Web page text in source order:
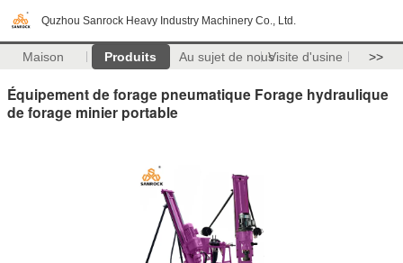
Quzhou Sanrock Heavy Industry Machinery Co., Ltd.
Maison Produits Au sujet de nousVisite d'usine >>
Équipement de forage pneumatique Forage hydraulique
de forage minier portable